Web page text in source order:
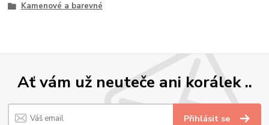
Kamenové a barevné
Ať vám už neuteče ani korálek ..
Přihlásit se